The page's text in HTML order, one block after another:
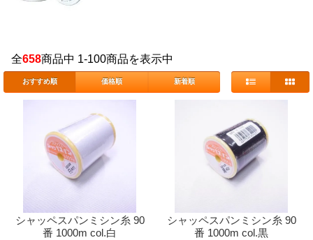
全658商品中 1-100商品を表示中
おすすめ順 価格順 新着順
シャッペスパンミシン糸 90
番 1000m col.白
シャッペスパンミシン糸 90
番 1000m col.黒